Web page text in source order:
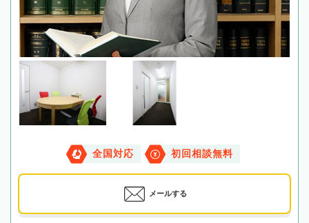
全国対応 初回相談無料
メールする